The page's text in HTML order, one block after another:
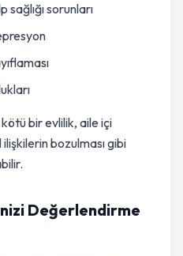
sorunları
bir evlilik, aile içi
bozulması gibi
Değerlendirme